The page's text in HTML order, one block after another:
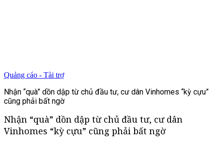
Quảng cáo - Tài trợ
Nhận “quà” dồn dập từ chủ đầu tư, cư dân Vinhomes “kỳ cựu”
cũng phải bất ngờ
Nhận “quà” dồn dập từ chủ đầu tư, cư dân
Vinhomes “kỳ cựu” cũng phải bất ngờ